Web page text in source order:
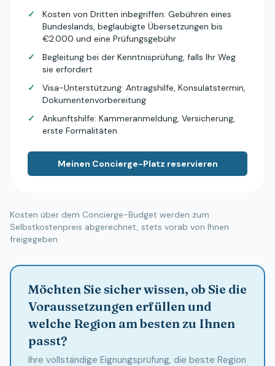
✓
Kosten von Dritten inbegriffen: Gebühren eines
Bundeslands, beglaubigte Übersetzungen bis
€2.000 und eine Prüfungsgebühr
✓
Begleitung bei der Kenntnisprüfung, falls Ihr Weg
sie erfordert
✓
Visa-Unterstützung: Antragshilfe, Konsulatstermin,
Dokumentenvorbereitung
✓
Ankunftshilfe: Kammeranmeldung, Versicherung,
erste Formalitäten
Meinen Concierge-Platz reservieren
Kosten über dem Concierge-Budget werden zum
Selbstkostenpreis abgerechnet, stets vorab von Ihnen
freigegeben.
Möchten Sie sicher wissen, ob Sie die
Voraussetzungen erfüllen und
welche Region am besten zu Ihnen
passt?
Ihre vollständige Eignungsprüfung, die beste Region